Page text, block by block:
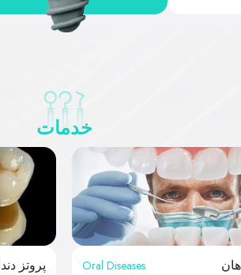
خدمات
Oral Diseases پروتز